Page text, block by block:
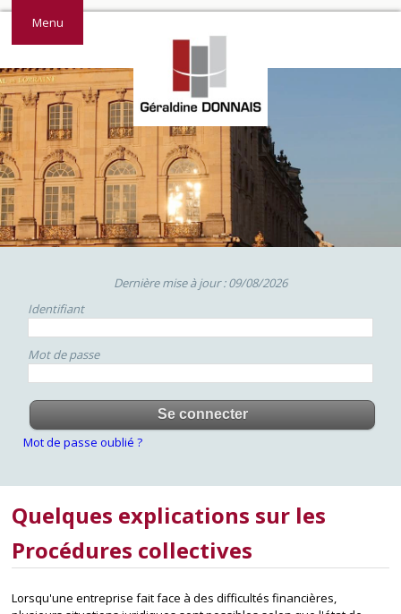
Menu
Dernière mise à jour : 09/08/2026
Identifiant
Mot de passe
Mot de passe oublié ?
Quelques explications sur les
Procédures collectives
Lorsqu'une entreprise fait face à des difficultés financières,